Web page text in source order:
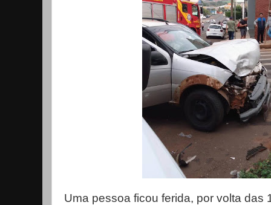
Uma pessoa ficou ferida, por volta das